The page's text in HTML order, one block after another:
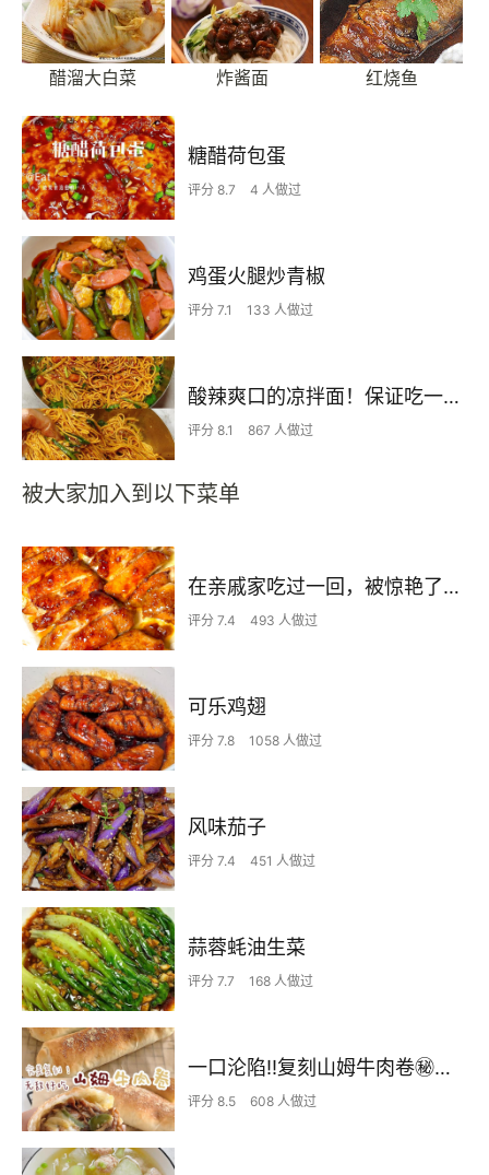
醋溜大白菜 炸酱面 红烧鱼
糖醋荷包蛋
评分 8.7 4 人做过
鸡蛋火腿炒青椒
评分 7.1 133 人做过
酸辣爽口的凉拌面！保证吃一次就上瘾
评分 8.1 867 人做过
被大家加入到以下菜单
在亲戚家吃过一回，被惊艳了…
评分 7.4 493 人做过
可乐鸡翅
评分 7.8 1058 人做过
风味茄子
评分 7.4 451 人做过
蒜蓉蚝油生菜
评分 7.7 168 人做过
一口沦陷‼️复刻山姆牛肉卷㊙️皮薄馅足爆好吃
评分 8.5 608 人做过